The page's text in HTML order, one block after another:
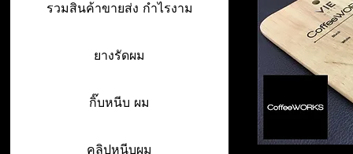
รวมสินค้าขายส่ง กำไรงาม
ยางรัดผม
กิ๊บหนีบ ผม
คลิปหนีบผม